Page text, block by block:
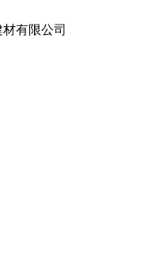
有限公司